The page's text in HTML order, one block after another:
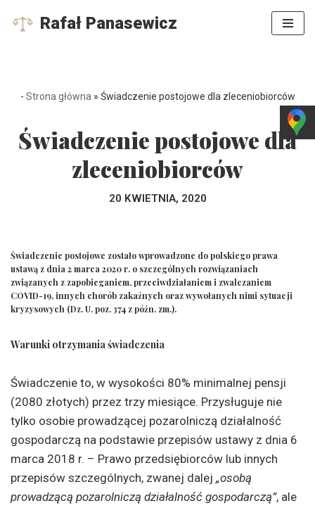
Rafał Panasewicz
- Strona główna » Świadczenie postojowe dla zleceniobiorców
Świadczenie postojowe dla
zleceniobiorców
20 KWIETNIA, 2020
Świadczenie postojowe zostało wprowadzone do polskiego prawa
ustawą z dnia 2 marca 2020 r. o szczególnych rozwiązaniach
związanych z zapobieganiem, przeciwdziałaniem i zwalczaniem
COVID-19, innych chorób zakaźnych oraz wywołanych nimi sytuacji
kryzysowych (Dz. U. poz. 374 z późn. zm.).
Warunki otrzymania świadczenia
Świadczenie to, w wysokości 80% minimalnej pensji
(2080 złotych) przez trzy miesiące. Przysługuje nie
tylko osobie prowadzącej pozarolniczą działalność
gospodarczą na podstawie przepisów ustawy z dnia 6
marca 2018 r. – Prawo przedsiębiorców lub innych
przepisów szczególnych, zwanej dalej „osobą
prowadzącą pozarolniczą działalność gospodarczą”, ale